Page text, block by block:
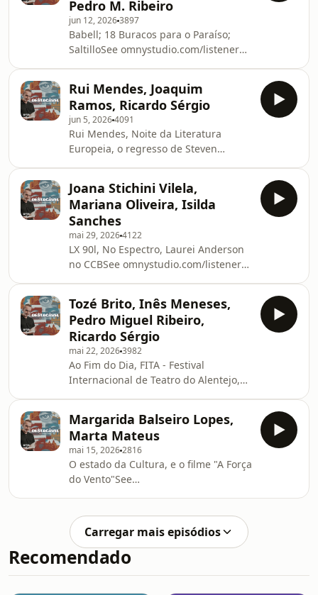
Pedro M. Ribeiro
jun 12, 20263897
Babell; 18 Buracos para o Paraíso;
SaltilloSee omnystudio.com/listener
Rui Mendes, Joaquim
Ramos, Ricardo Sérgio
jun 5, 20264091
Rui Mendes, Noite da Literatura
Europeia, o regresso de Steven
information.
Joana Stichini Vilela,
Mariana Oliveira, Isilda
Sanches
mai 29, 20264122
LX 90l, No Espectro, Laurei Anderson
no CCBSee omnystudio.com/listener
Tozé Brito, Inês Meneses,
Pedro Miguel Ribeiro,
Ricardo Sérgio
mai 22, 20263982
Ao Fim do Dia, FITA - Festival
Internacional de Teatro do Alentejo,
Margarida Balseiro Lopes,
Marta Mateus
mai 15, 20262816
O estado da Cultura, e o filme "A Força
do Vento"See
Carregar mais episódios
Recomendado